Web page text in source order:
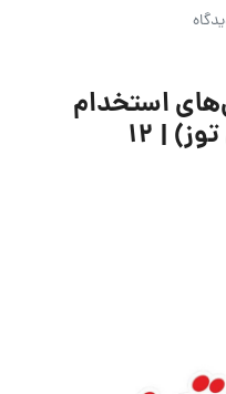
استخدام
شرکت اطلس دینا (چی توز) | 12